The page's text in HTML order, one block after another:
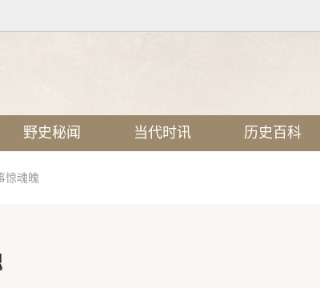
野史秘闻 当代时讯 历史百科
惊魂魄